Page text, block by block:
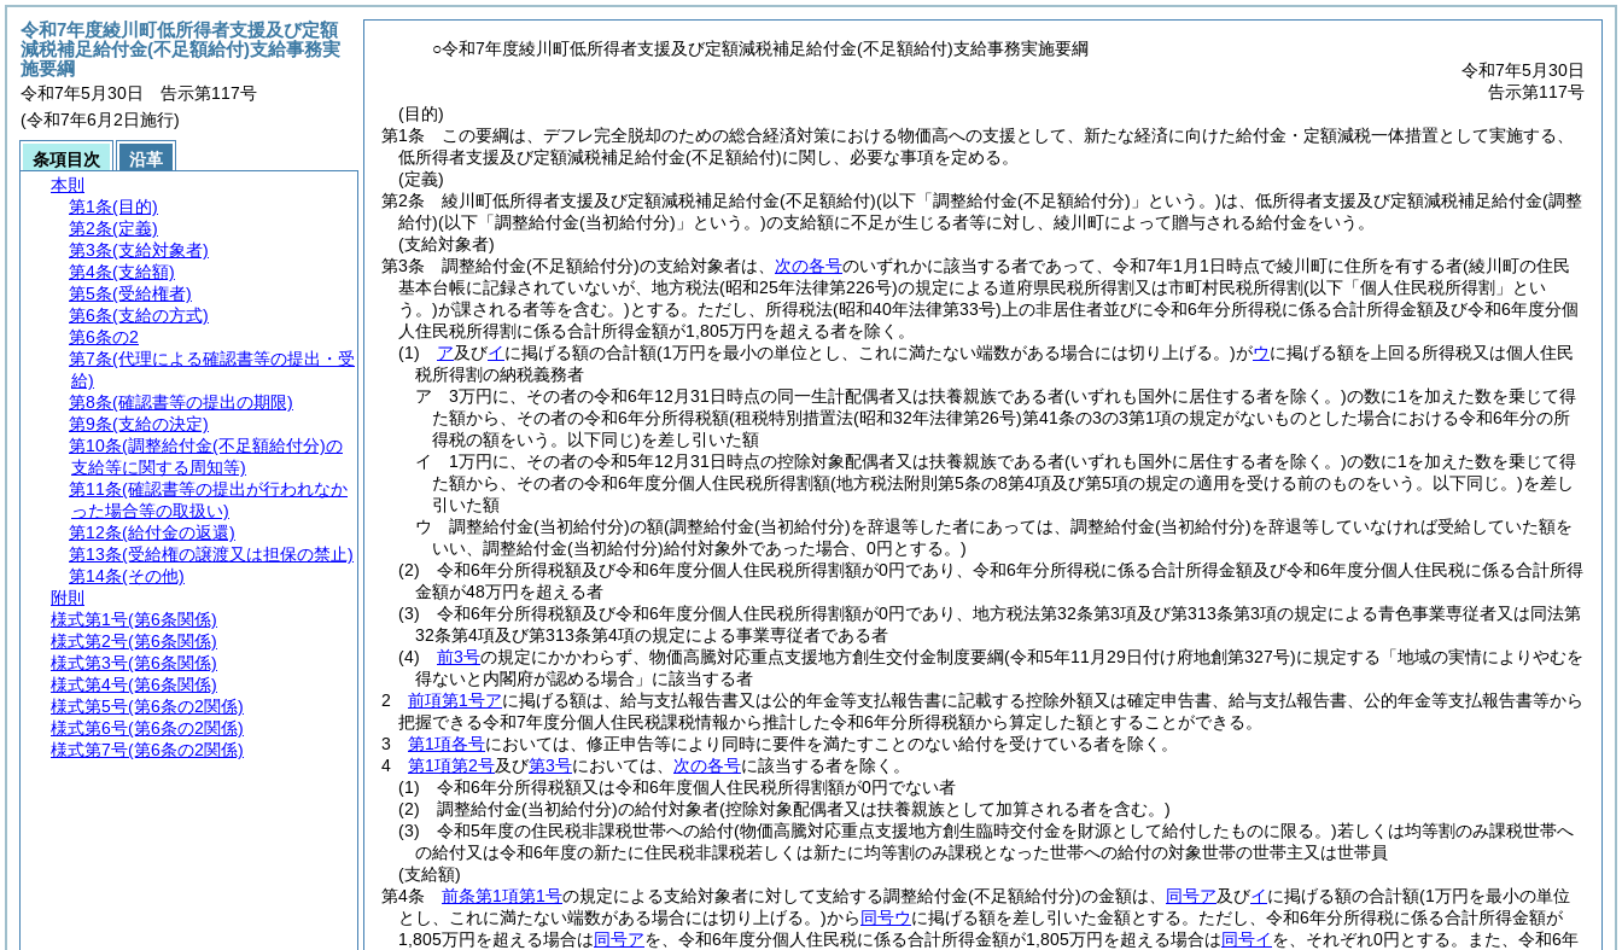
○令和7年度綾川町低所得者支援及び定額減税補足給付金(不足額給付)支給事務実施要綱
令和7年5月30日
告示第117号
(目的)
第1条
この要綱は、デフレ完全脱却のための総合経済対策における物価高への支援として、新たな経済に向けた給付金・定額減税一体措置として実施する、
低所得者支援及び定額減税補足給付金(不足額給付)に関し、必要な事項を定める。
(定義)
第2条
綾川町低所得者支援及び定額減税補足給付金(不足額給付)(以下「調整給付金(不足額給付分) 」という。)は、低所得者支援及び定額減税補足給付金(調整
給付)(以下「調整給付金(当初給付分) 」という。)の支給額に不足が生じる者等に対し、綾川町によって贈与される給付金をいう。
(支給対象者)
第3条
調整給付金(不足額給付分)の支給対象者は、 次の各号のいずれかに該当する者であって、令和7年1月1日時点で綾川町に住所を有する者(綾川町の住民
基本台帳に記録されていないが、地方税法(昭和25年法律第226号)の規定による道府県民税所得割又は市町村民税所得割(以下「個人住民税所得割」とい
う。)が課される者等を含む。)とする。 ただし、所得税法(昭和40年法律第33号) 上の非居住者並びに令和6年分所得税に係る合計所得金額及び令和6年度分個
人住民税所得割に係る合計所得金額が1,805万円を超える者を除く。
(1)
ア及びイに掲げる額の合計額(1万円を最小の単位とし、これに満たない端数がある場合には切り上げる。)がウに掲げる額を上回る所得税又は個人住民
税所得割の納税義務者
ア
3万円に、その者の令和6年12月31日時点の同一生計配偶者又は扶養親族である者(いずれも国外に居住する者を除く。)の数に1を加えた数を乗じて得
た額から、その者の令和6年分所得税額(租税特別措置法(昭和32年法律第26号)第41条の3の3第1項の規定がないものとした場合における令和6年分の所
得税の額をいう。以下同じ)を差し引いた額
イ
1万円に、その者の令和5年12月31日時点の控除対象配偶者又は扶養親族である者(いずれも国外に居住する者を除く。)の数に1を加えた数を乗じて得
た額から、その者の令和6年度分個人住民税所得割額(地方税法附則第5条の8第4項及び第5項の規定の適用を受ける前のものをいう。以下同じ。)を差し
引いた額
ウ
調整給付金(当初給付分)の額(調整給付金(当初給付分)を辞退等した者にあっては、調整給付金(当初給付分)を辞退等していなければ受給していた額を
いい、調整給付金(当初給付分)給付対象外であった場合、0円とする。)
(2)
令和6年分所得税額及び令和6年度分個人住民税所得割額が0円であり、令和6年分所得税に係る合計所得金額及び令和6年度分個人住民税に係る合計所得
金額が48万円を超える者
(3)
令和6年分所得税額及び令和6年度分個人住民税所得割額が0円であり、地方税法第32条第3項及び第313条第3項の規定による青色事業専従者又は同法第
32条第4項及び第313条第4項の規定による事業専従者である者
(4)
前3号の規定にかかわらず、物価高騰対応重点支援地方創生交付金制度要綱(令和5年11月29日付け府地創第327号)に規定する「地域の実情によりやむを
得ないと内閣府が認める場合」に該当する者
2
前項第1号アに掲げる額は、給与支払報告書又は公的年金等支払報告書に記載する控除外額又は確定申告書、給与支払報告書、公的年金等支払報告書等から
把握できる令和7年度分個人住民税課税情報から推計した令和6年分所得税額から算定した額とすることができる。
3
第1項各号においては、修正申告等により同時に要件を満たすことのない給付を受けている者を除く。
4
第1項第2号及び第3号においては、 次の各号に該当する者を除く。
(1)
令和6年分所得税額又は令和6年度個人住民税所得割額が0円でない者
(2)
調整給付金(当初給付分)の給付対象者(控除対象配偶者又は扶養親族として加算される者を含む。)
(3)
令和5年度の住民税非課税世帯への給付(物価高騰対応重点支援地方創生臨時交付金を財源として給付したものに限る。)若しくは均等割のみ課税世帯へ
の給付又は令和6年度の新たに住民税非課税若しくは新たに均等割のみ課税となった世帯への給付の対象世帯の世帯主又は世帯員
(支給額)
第4条
前条第1項第1号の規定による支給対象者に対して支給する調整給付金(不足額給付分)の金額は、 同号ア及びイに掲げる額の合計額(1万円を最小の単位
とし、これに満たない端数がある場合には切り上げる。)から同号ウに掲げる額を差し引いた金額とする。 ただし、令和6年分所得税に係る合計所得金額が
1,805万円を超える場合は同号アを、令和6年度分個人住民税に係る合計所得金額が1,805万円を超える場合は同号イを、それぞれ0円とする。
また、令和6年
令和7年度綾川町低所得者支援及び定額
減税補足給付金(不足額給付)支給事務実
施要綱
令和7年5月30日 告示第117号
(令和7年6月2日施行)
条項目次
沿革
本則
第1条(目的)
第2条(定義)
第3条(支給対象者)
第4条(支給額)
第5条(受給権者)
第6条(支給の方式)
第6条の2
第7条(代理による確認書等の提出・受
給)
第8条(確認書等の提出の期限)
第9条(支給の決定)
第10条(調整給付金(不足額給付分)の
支給等に関する周知等)
第11条(確認書等の提出が行われなか
った場合等の取扱い)
第12条(給付金の返還)
第13条(受給権の譲渡又は担保の禁止)
第14条(その他)
附則
様式第1号(第6条関係)
様式第2号(第6条関係)
様式第3号(第6条関係)
様式第4号(第6条関係)
様式第5号(第6条の2関係)
様式第6号(第6条の2関係)
様式第7号(第6条の2関係)